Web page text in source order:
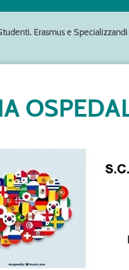
Erasmus e Specializzandi